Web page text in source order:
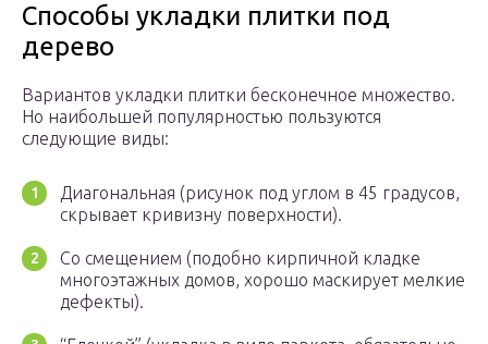
Способы укладки плитки под
дерево
Вариантов укладки плитки бесконечное множество.
Но наибольшей популярностью пользуются
следующие виды:
Диагональная (рисунок под углом в 45 градусов,
скрывает кривизну поверхности).
Со смещением (подобно кирпичной кладке
многоэтажных домов, хорошо маскирует мелкие
дефекты).